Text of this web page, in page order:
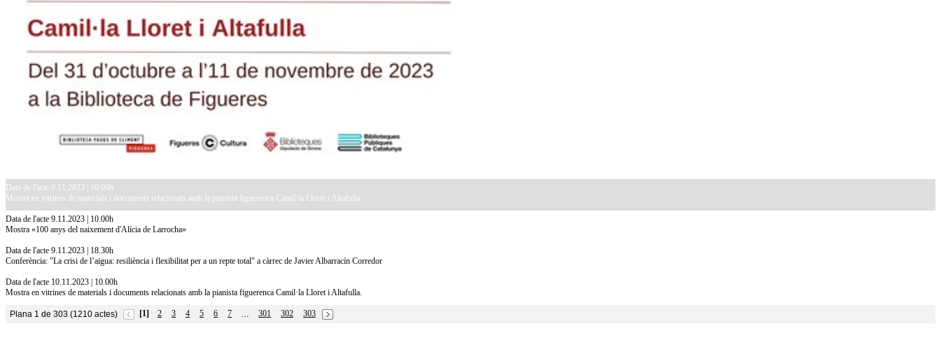
Data de l'acte 9.11.2023 | 10.00h
Mostra en vitrines de materials i documents relacionats amb la pianista figuerenca Camil·la Lloret i Altafulla.
Data de l'acte 9.11.2023 | 10.00h
Mostra «100 anys del naixement d'Alícia de Larrocha»
Data de l'acte 9.11.2023 | 18.30h
Conferència: "La crisi de l’aigua: resiliència i flexibilitat per a un repte total" a càrrec de Javier Albarracín Corredor
Data de l'acte 10.11.2023 | 10.00h
Mostra en vitrines de materials i documents relacionats amb la pianista figuerenca Camil·la Lloret i Altafulla.
Plana 1 de 303 (1210 actes) [1] 2 3 4 5 6 7 … 301 302
303